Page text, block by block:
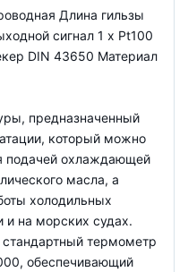
Длина гильзы
сигнал 1 x Pt100
DIN 43650 Материал
предназначенный
который можно
подачей охлаждающей
масла, а
холодильных
и на морских судах.
стандартный термометр
обеспечивающий